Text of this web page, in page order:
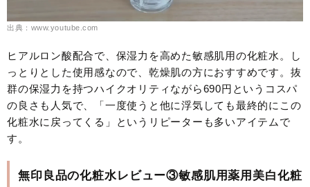
出典：www.youtube.com
ヒアルロン酸配合で、保湿力を高めた敏感肌用の化粧水。し
っとりとした使用感なので、乾燥肌の方におすすめです。抜
群の保湿力を持つハイクオリティながら690円というコスパ
の良さも人気で、「一度使うと他に浮気しても最終的にこの
化粧水に戻ってくる」というリピーターも多いアイテムで
す。
無印良品の化粧水レビュー③敏感肌用薬用美白化粧